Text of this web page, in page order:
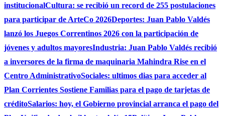
institucionalCultura: se recibió un record de 255 postulaciones
para participar de ArteCo 2026Deportes: Juan Pablo Valdés
lanzó los Juegos Correntinos 2026 con la participación de
jóvenes y adultos mayoresIndustria: Juan Pablo Valdés recibió
a inversores de la firma de maquinaria Mahindra Rise en el
Centro AdministrativoSociales: ultimos dias para acceder al
Plan Corrientes Sostiene Familias para el pago de tarjetas de
créditoSalarios: hoy, el Gobierno provincial arranca el pago del